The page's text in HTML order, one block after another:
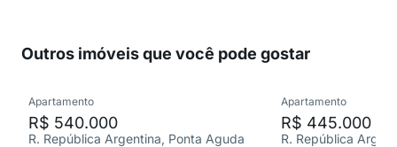
Outros imóveis que você pode gostar
Apartamento
R$ 540.000
R. República Argentina, Ponta Aguda
Apartamento
R$ 445.000
R. República